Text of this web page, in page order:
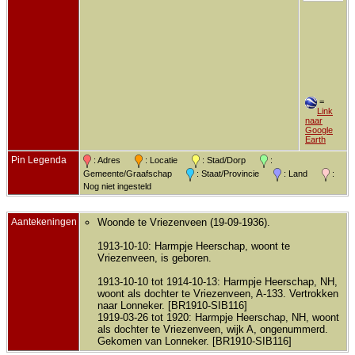
=
Link
naar
Google
Earth
Pin Legenda : Adres : Locatie : Stad/Dorp
:
Gemeente/Graafschap
: Staat/Provincie : Land
:
Nog niet ingesteld
Aantekeningen
Woonde te Vriezenveen (19-09-1936).
1913-10-10: Harmpje Heerschap, woont te
Vriezenveen, is geboren.
1913-10-10 tot 1914-10-13: Harmpje Heerschap, NH,
woont als dochter te Vriezenveen, A-133. Vertrokken
naar Lonneker. [BR1910-SIB116]
1919-03-26 tot 1920: Harmpje Heerschap, NH, woont
als dochter te Vriezenveen, wijk A, ongenummerd.
Gekomen van Lonneker. [BR1910-SIB116]